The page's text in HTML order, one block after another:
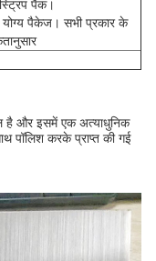
पैक।
योग्य पैकेज। सभी प्रकार के
है और इसमें एक अत्याधुनिक
पॉलिश करके प्राप्त की गई